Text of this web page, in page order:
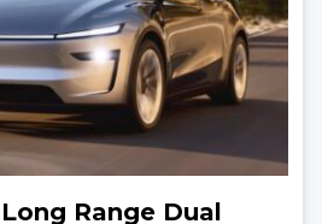
Range Dual